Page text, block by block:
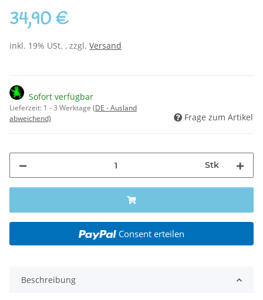
34,90 €
inkl. 19% USt. , zzgl. Versand
Sofort verfügbar
Lieferzeit: 1 - 3 Werktage (DE - Ausland
abweichend)
Frage zum Artikel
Stk
Consent erteilen
Beschreibung